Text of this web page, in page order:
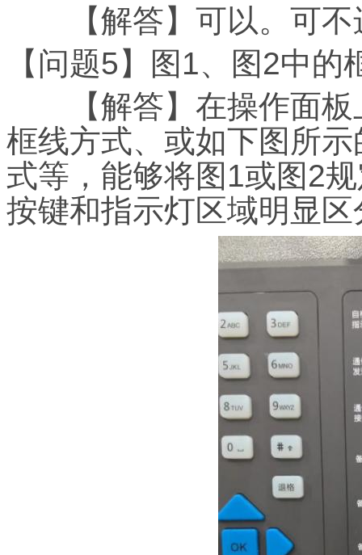
【解答】可以。可不
【问题5】图1、图2中
【解答】在操作面板
框线方式、或如下图所
式等，能够将图1或图2
按键和指示灯区域明显区